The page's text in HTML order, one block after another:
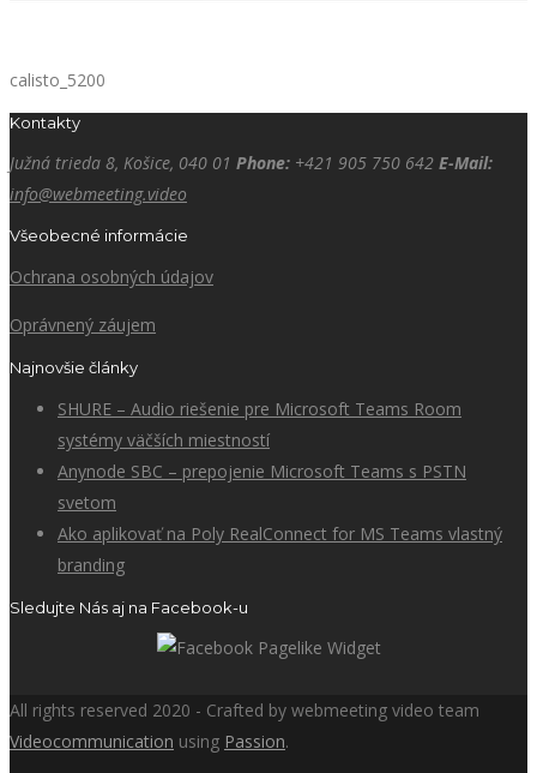
calisto_5200
Kontakty
Južná trieda 8, Košice, 040 01 Phone: +421 905 750 642 E-Mail:
info@webmeeting.video
Všeobecné informácie
Ochrana osobných údajov
Oprávnený záujem
Najnovšie články
SHURE – Audio riešenie pre Microsoft Teams Room
systémy väčších miestností
Anynode SBC – prepojenie Microsoft Teams s PSTN
svetom
Ako aplikovať na Poly RealConnect for MS Teams vlastný
branding
Sledujte Nás aj na Facebook-u
All rights reserved 2020 - Crafted by webmeeting video team
Videocommunication using Passion.